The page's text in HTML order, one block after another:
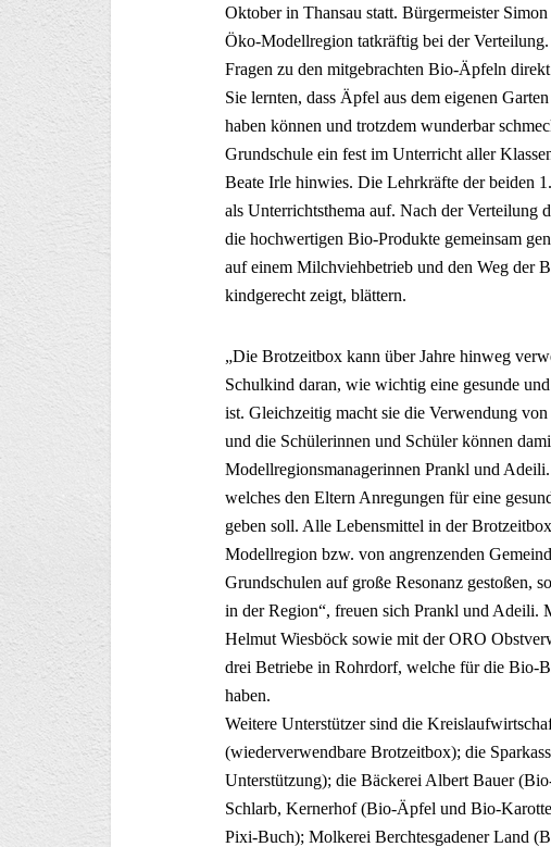
Oktober in Thansau statt. Bürgermeister
Öko-Modellregion tatkräftig bei der
Fragen zu den mitgebrachten Bio-Äpfeln
Sie lernten, dass Äpfel aus dem eigenen
haben können und trotzdem wunderbar
Grundschule ein fest im Unterricht aller
Beate Irle hinwies. Die Lehrkräfte der beiden
als Unterrichtsthema auf. Nach der Verteilung
die hochwertigen Bio-Produkte gemeinsam
auf einem Milchviehbetrieb und den Weg
kindgerecht zeigt, blättern.
„Die Brotzeitbox kann über Jahre hinweg
Schulkind daran, wie wichtig eine gesunde
ist. Gleichzeitig macht sie die Verwendung
und die Schülerinnen und Schüler können
Modellregionsmanagerinnen Prankl und
welches den Eltern Anregungen für eine
geben soll. Alle Lebensmittel in der
Modellregion bzw. von angrenzenden
Grundschulen auf große Resonanz gestoßen,
in der Region“, freuen sich Prankl und Adeili.
Helmut Wiesböck sowie mit der ORO
drei Betriebe in Rohrdorf, welche für die Bio-
haben.
Weitere Unterstützer sind die
(wiederverwendbare Brotzeitbox); die
Unterstützung); die Bäckerei Albert Bauer
Schlarb, Kernerhof (Bio-Äpfel und Bio-
Pixi-Buch); Molkerei Berchtesgadener Land